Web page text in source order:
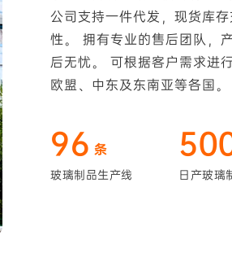
公司支持一件代发，现货库
性。 拥有专业的售后团队，
后无忧。 可根据客户需求进
欧盟、中东及东南亚等各国。
96 条
玻璃制品生产线 日产玻璃